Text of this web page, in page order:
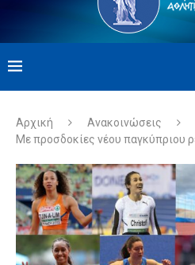
Αρχική Ανακοινώσεις
Με προσδοκίες νέου παγκύπριου